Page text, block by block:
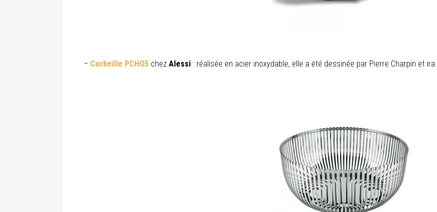
– Corbeille PCHO5 chez Alessi : réalisée en acier inoxydable, elle a été dessinée par Pierre Charpin et